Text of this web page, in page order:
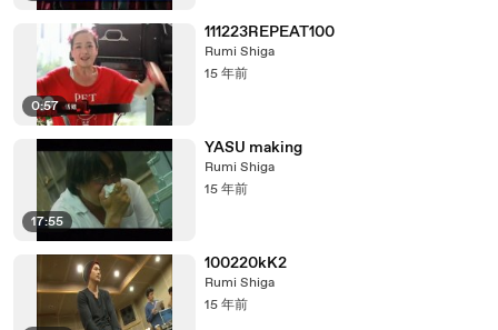
0:57
111223REPEAT100
Rumi Shiga
15 年前
17:55
YASU making
Rumi Shiga
15 年前
100220kK2
Rumi Shiga
15 年前